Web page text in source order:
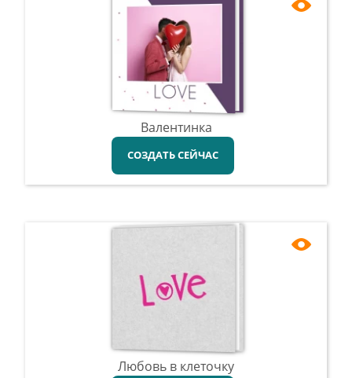
Валентинка
СОЗДАТЬ СЕЙЧАС
Любовь в клеточку